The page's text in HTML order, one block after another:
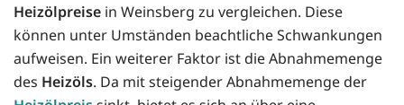
Heizölpreise in Weinsberg zu vergleichen. Diese
können unter Umständen beachtliche Schwankungen
aufweisen. Ein weiterer Faktor ist die Abnahmemenge
des Heizöls. Da mit steigender Abnahmemenge der